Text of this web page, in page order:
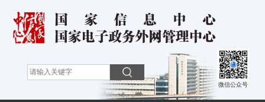
微信公众号